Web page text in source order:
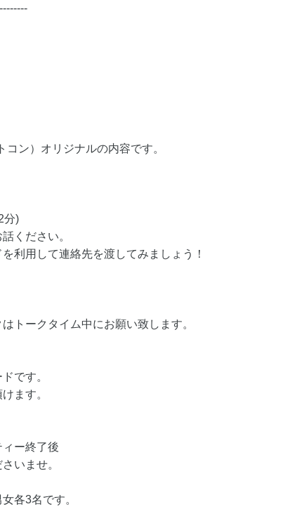
ン）オリジナルの内容です。
分)
ください。
利用して連絡先を渡してみましょう！
トークタイム中にお願い致します。
です。
ます。
ー終了後
いませ。
各3名です。